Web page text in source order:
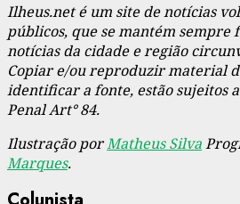
Ilheus.net é um site de notícias
públicos, que se mantém sempre
notícias da cidade e região
Copiar e/ou reproduzir material
identificar a fonte, estão sujeitos
Penal Art° 84.
Ilustração porMatheus Silva
Marques.